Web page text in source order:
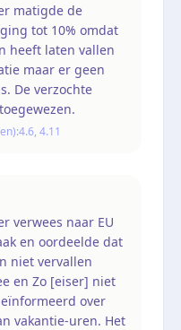
matigde de
tot 10% omdat
heeft laten vallen
maar er geen
De verzochte
4.6, 4.11
verwees naar EU
en oordeelde dat
niet vervallen
en Zo [eiser] niet
over
vakantie-uren. Het